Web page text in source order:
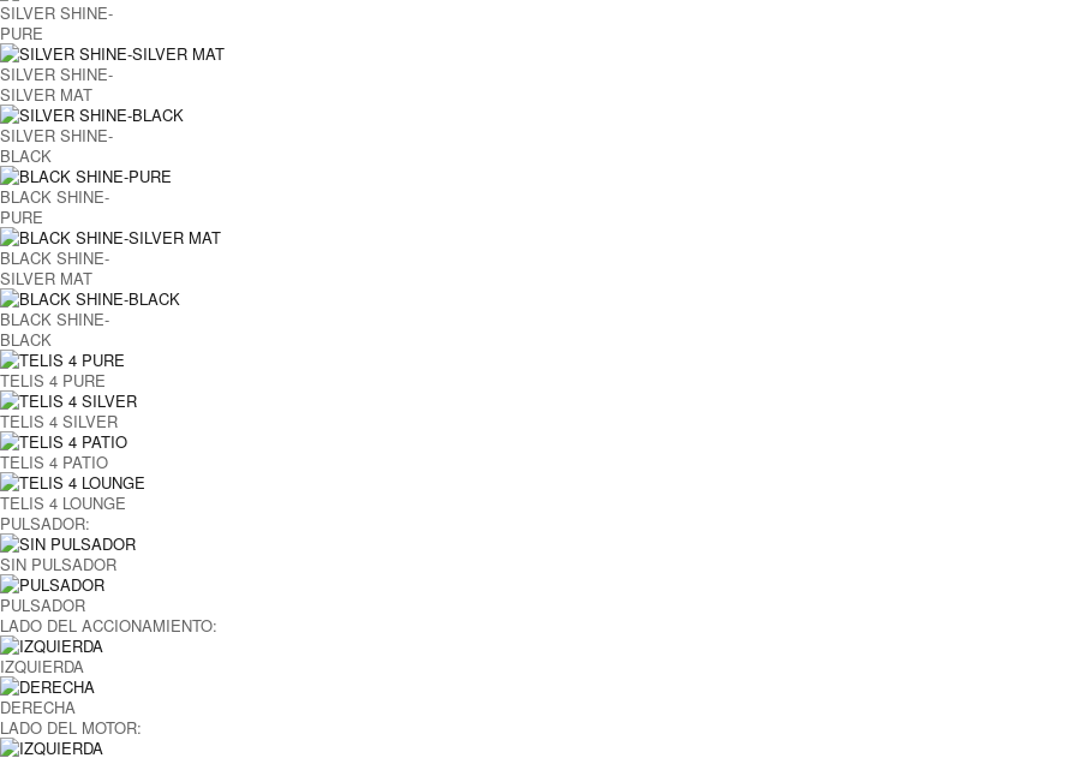
SILVER SHINE-
PURE
SILVER SHINE-
SILVER MAT
SILVER SHINE-
BLACK
BLACK SHINE-
PURE
BLACK SHINE-
SILVER MAT
BLACK SHINE-
BLACK
TELIS 4 PURE
TELIS 4 SILVER
TELIS 4 PATIO
TELIS 4 LOUNGE
PULSADOR:
SIN PULSADOR
PULSADOR
LADO DEL ACCIONAMIENTO:
IZQUIERDA
DERECHA
LADO DEL MOTOR: